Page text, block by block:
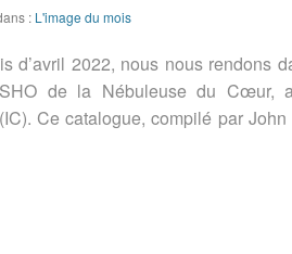
: L'image du mois
d’avril 2022, nous nous rendons
de la Nébuleuse du Cœur,
Ce catalogue, compilé par